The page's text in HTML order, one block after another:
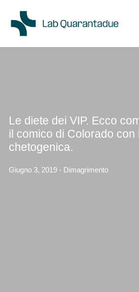
Skip to main content
Le diete dei VIP. Ecco
il comico di Colorado con
chetogenica.
Giugno 3, 2019 - Dimagrimento